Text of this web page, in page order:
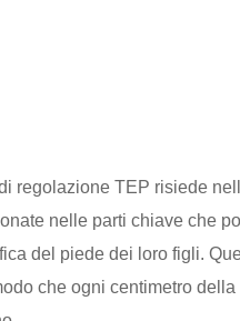
di regolazione TEP risiede
nelle parti chiave che
del piede dei loro figli.
che ogni centimetro